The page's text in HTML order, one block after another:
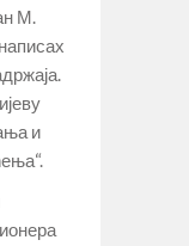
М.
и